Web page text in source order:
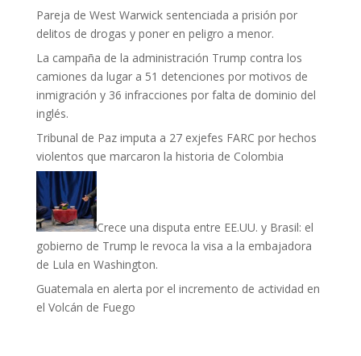
Pareja de West Warwick sentenciada a prisión por
delitos de drogas y poner en peligro a menor.
La campaña de la administración Trump contra los
camiones da lugar a 51 detenciones por motivos de
inmigración y 36 infracciones por falta de dominio del
inglés.
Tribunal de Paz imputa a 27 exjefes FARC por hechos
violentos que marcaron la historia de Colombia
Crece una disputa entre EE.UU. y Brasil: el
gobierno de Trump le revoca la visa a la embajadora
de Lula en Washington.
Guatemala en alerta por el incremento de actividad en
el Volcán de Fuego